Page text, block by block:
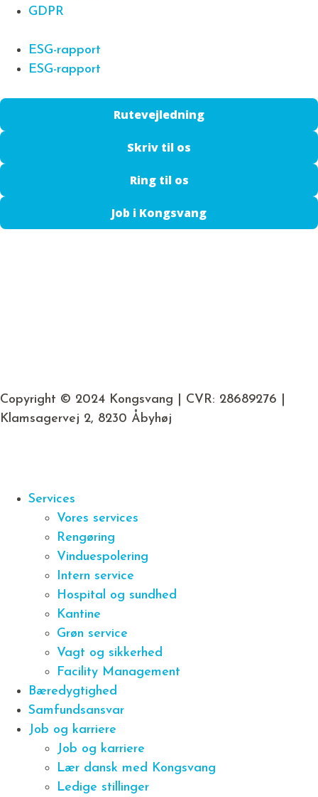
GDPR
ESG-rapport
ESG-rapport
Rutevejledning
Skriv til os
Ring til os
Job i Kongsvang
Copyright © 2024 Kongsvang | CVR: 28689276 |
Klamsagervej 2, 8230 Åbyhøj
Services
Vores services
Rengøring
Vinduespolering
Intern service
Hospital og sundhed
Kantine
Grøn service
Vagt og sikkerhed
Facility Management
Bæredygtighed
Samfundsansvar
Job og karriere
Job og karriere
Lær dansk med Kongsvang
Ledige stillinger